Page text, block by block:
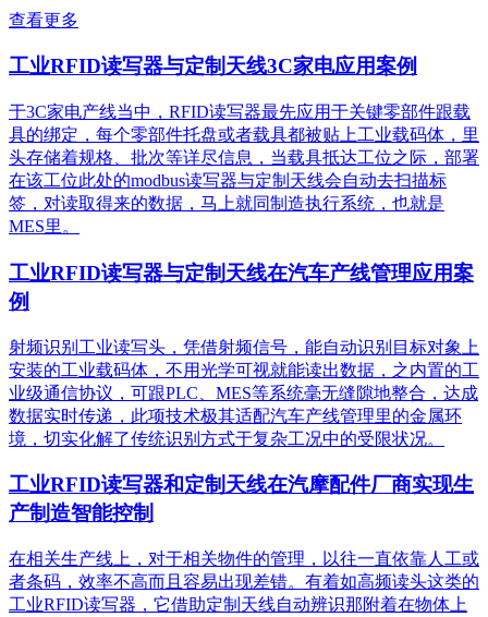
查看更多
工业RFID读写器与定制天线3C家电应用案例
于3C家电产线当中，RFID读写器最先应用于关键零部件跟载
具的绑定，每个零部件托盘或者载具都被贴上工业载码体，里
头存储着规格、批次等详尽信息，当载具抵达工位之际，部署
在该工位此处的modbus读写器与定制天线会自动去扫描标
签，对读取得来的数据，马上就同制造执行系统，也就是
MES里。
工业RFID读写器与定制天线在汽车产线管理应用案
例
射频识别工业读写头，凭借射频信号，能自动识别目标对象上
安装的工业载码体，不用光学可视就能读出数据，之内置的工
业级通信协议，可跟PLC、MES等系统毫无缝隙地整合，达成
数据实时传递，此项技术极其适配汽车产线管理里的金属环
境，切实化解了传统识别方式于复杂工况中的受限状况。
工业RFID读写器和定制天线在汽摩配件厂商实现生
产制造智能控制
在相关生产线上，对于相关物件的管理，以往一直依靠人工或
者条码，效率不高而且容易出现差错。有着如高频读头这类的
工业RFID读写器，它借助定制天线自动辨识那附着在物体上